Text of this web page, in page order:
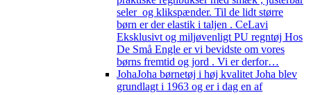
seler og klikspænder. Til de lidt større
børn er der elastik i taljen . CeLavi
Eksklusivt og miljøvenligt PU regntøj Hos
De Små Engle er vi bevidste om vores
børns fremtid og jord . Vi er derfor…
JohaJoha børnetøj i høj kvalitet Joha blev
grundlagt i 1963 og er i dag en af